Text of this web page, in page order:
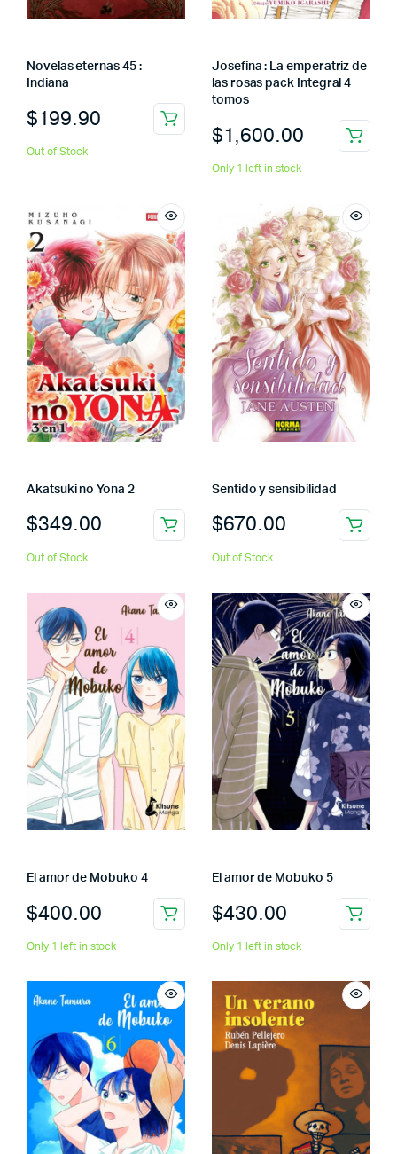
Novelas eternas 45 :
Indiana
$199.90
Out of Stock
Josefina : La emperatriz de
las rosas pack Integral 4
tomos
$1,600.00
Only 1 left in stock
Akatsuki no Yona 2
$349.00
Out of Stock
Sentido y sensibilidad
$670.00
Out of Stock
El amor de Mobuko 4
$400.00
Only 1 left in stock
El amor de Mobuko 5
$430.00
Only 1 left in stock